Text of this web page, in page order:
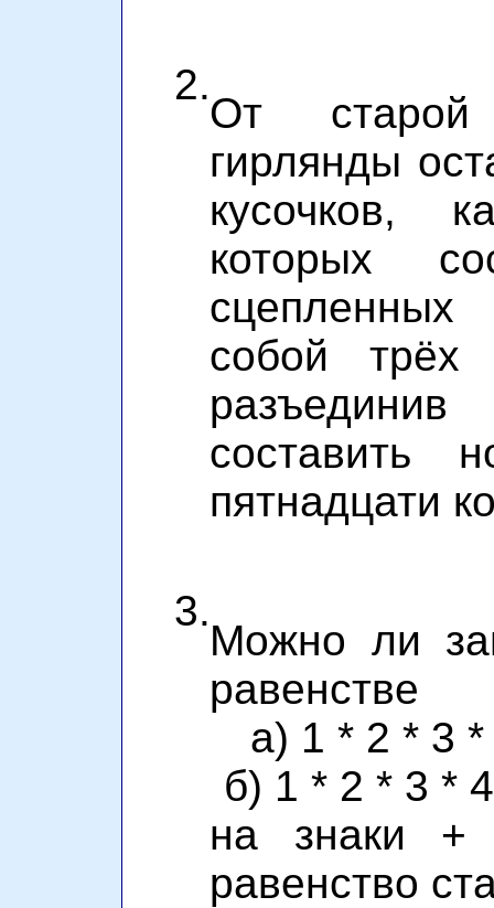
2.
От старой
гирлянды
кусочков,
которых
собой
разъединив
составить
пятнадцати
3.
Можно ли
равенстве
а) 1 * 2 * 3
б) 1 * 2 * 3 *
на знаки +
равенство